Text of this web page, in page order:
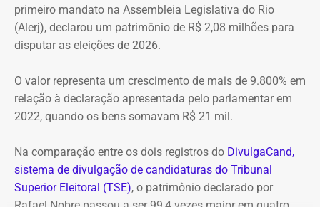
8 horas, o clima era de tranquilidade total”, comentou.
Outro morador, que pediu para não ter o nome divulgado,
Comunitário de Segurança do bairro chegaram a chamar
policiais do 4º Batalhão de Polícia Militar, de São
Cristóvão, para reforço da segurança. Além disso,
imóvel.
“A SPU vêm prometendo colocar a segurança patrimonial
Entre os bens de maior valor também aparecem uma
cessão de quotas avaliada em R$ 20 milhões, R$ 5,6
em condomínio de R$ 3 milhões, um sítio de R$ 2,05
milhões, além de diversos imóveis, terrenos e
participações societárias.
primeiro mandato na Assembleia Legislativa do Rio
(Alerj), declarou um patrimônio de R$ 2,08 milhões para
disputar as eleições de 2026.
O valor representa um crescimento de mais de 9.800% em
relação à declaração apresentada pelo parlamentar em
2022, quando os bens somavam R$ 21 mil.
Na comparação entre os dois registros do DivulgaCand,
sistema de divulgação de candidaturas do Tribunal
Superior Eleitoral (TSE), o patrimônio declarado por